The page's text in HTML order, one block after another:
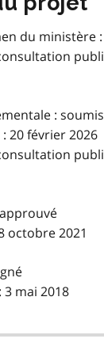
du ministère
:
20 février 2026
octobre 2021
mai 2018